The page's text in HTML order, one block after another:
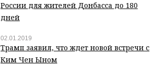
России для жителей Донбасса до 180
дней
02.01.2019
Трамп заявил, что ждет новой встречи с
Ким Чен Ыном